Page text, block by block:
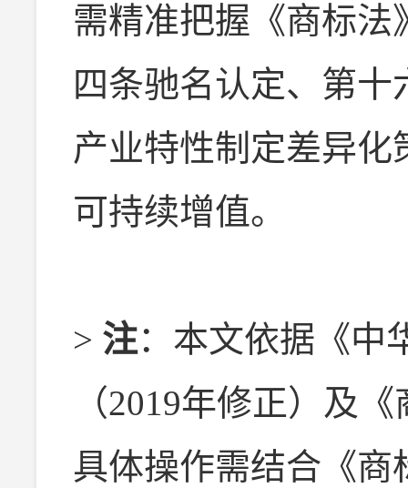
需精准把握《商标
四条驰名认定、第
产业特性制定差异
可持续增值。
> 注：本文依据《中
（2019年修正）及
具体操作需结合《